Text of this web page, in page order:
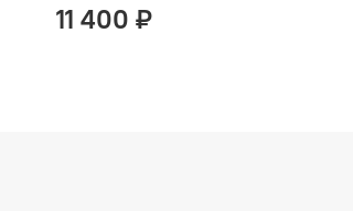
11 400 ₽